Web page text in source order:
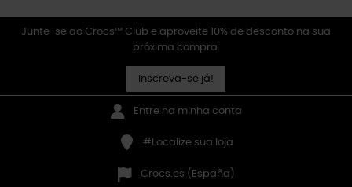
Junte-se ao Crocs™ Club e aproveite 10% de desconto na sua
próxima compra.
Inscreva-se já!
Entre na minha conta
#Localize sua loja
Crocs.es (España)